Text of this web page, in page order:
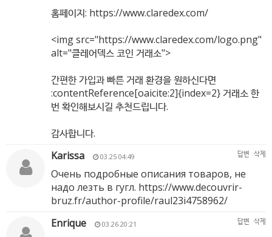
홈페이지: https://www.claredex.com/
<img src="https://www.claredex.com/logo.png"
alt="클레어덱스 코인 거래소">
간편한 가입과 빠른 거래 환경을 원하신다면
:contentReference[oaicite:2]{index=2} 거래소 한
번 확인해보시길 추천드립니다.
감사합니다.
Karissa
03.25 04:49 답변 삭제
Очень подробные описания товаров, не
надо лезть в гугл. https://www.decouvrir-
bruz.fr/author-profile/raul23i4758962/
Enrique
03.26 20:21 답변 삭제